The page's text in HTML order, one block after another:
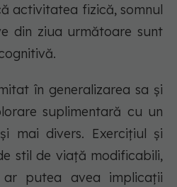
activitatea fizică, somnul
din ziua următoare sunt
în generalizarea sa și
suplimentară cu un
mai divers. Exercițiul și
stil de viață modificabili,
putea avea implicații